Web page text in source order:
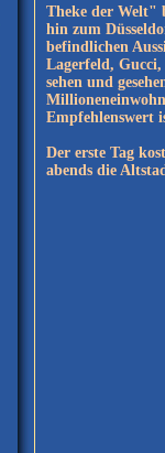
Theke der Welt"
hin zum
befindlichen
Lagerfeld,
sehen und
Empfehlenswert
Der erste Tag
abends die